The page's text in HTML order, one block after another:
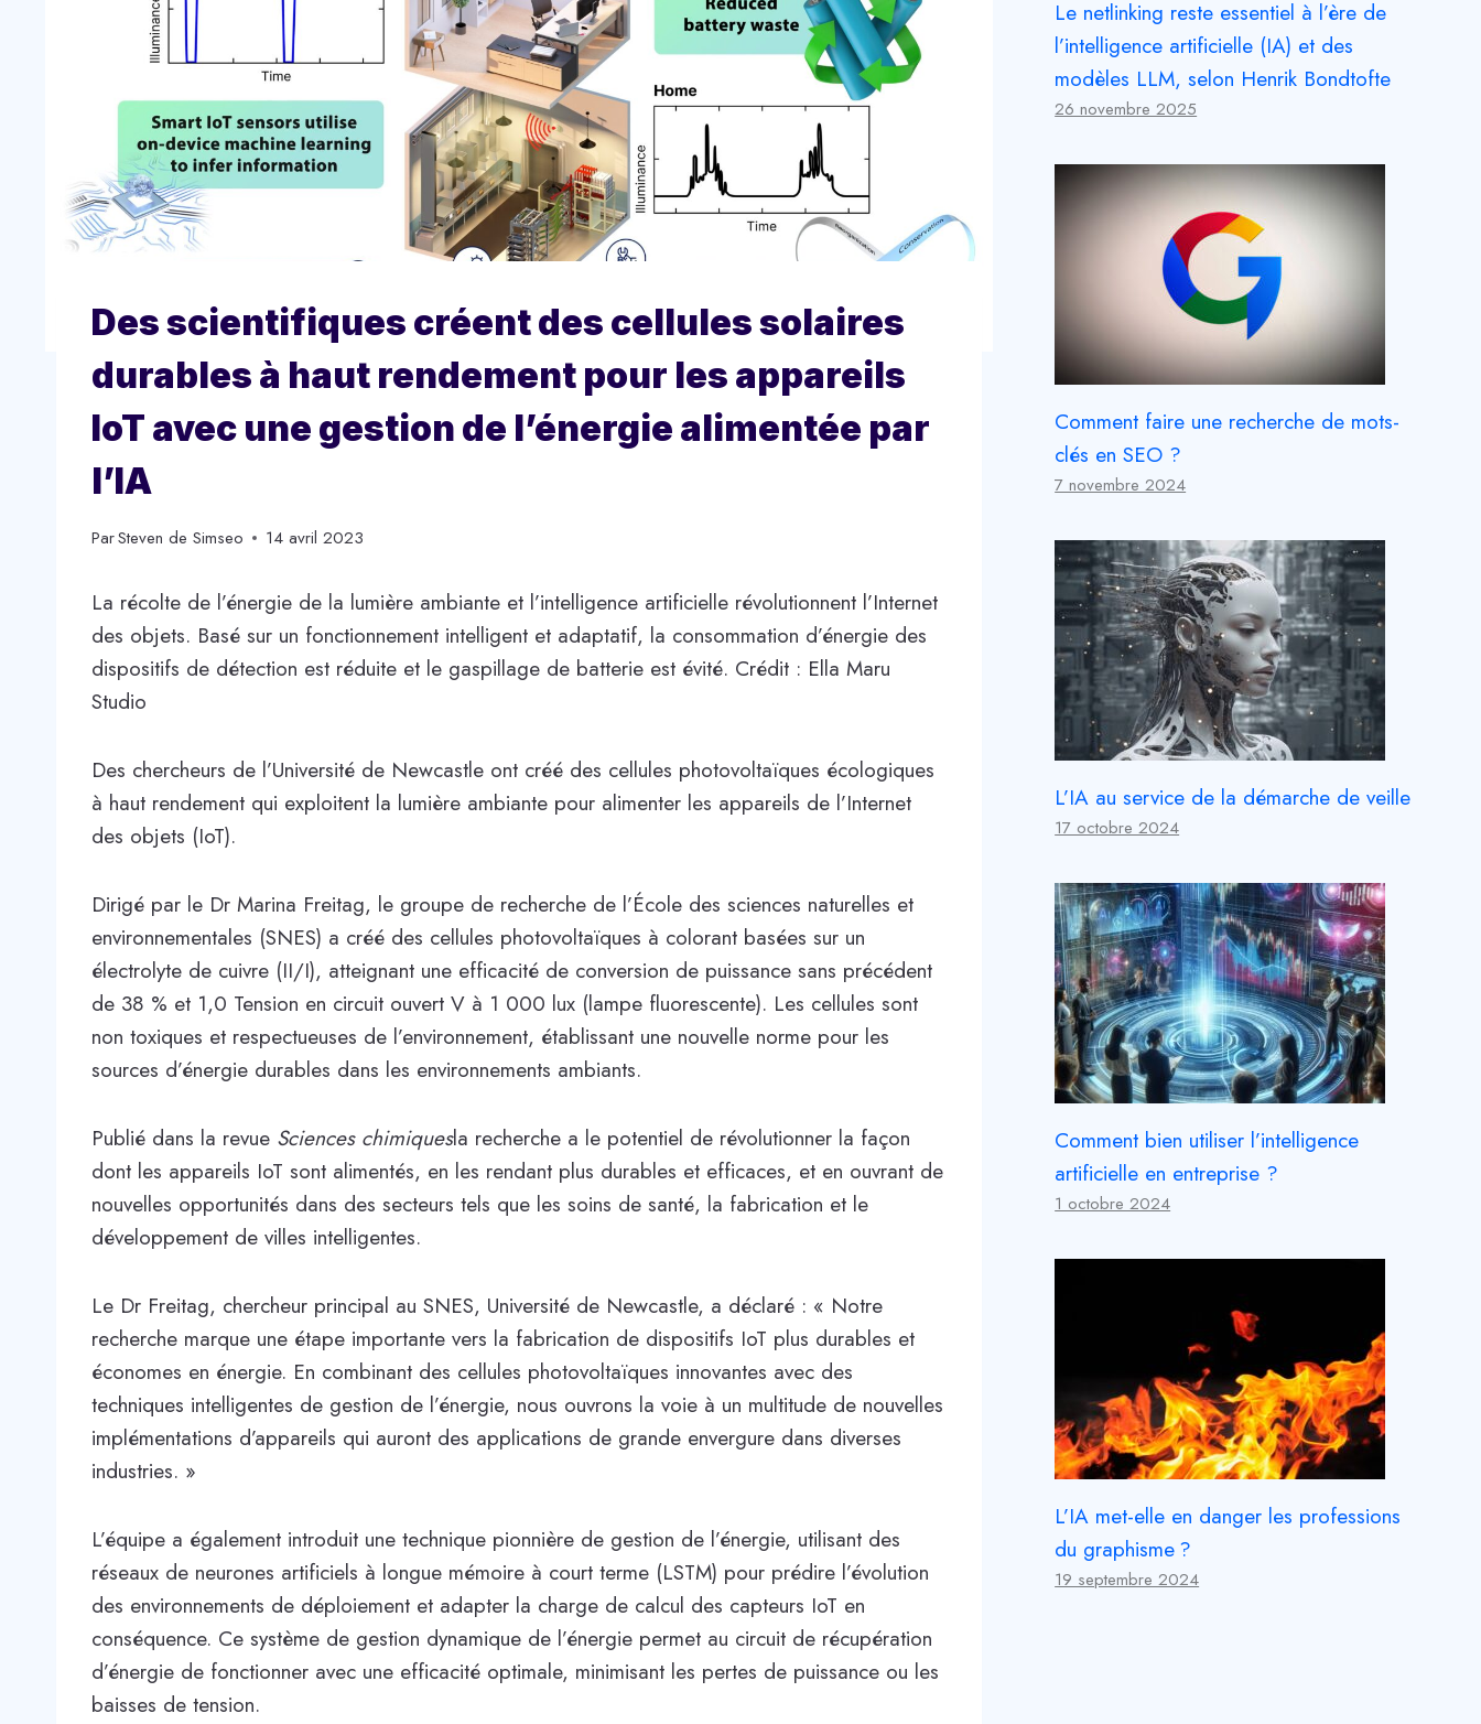
Des scientifiques créent des cellules solaires
durables à haut rendement pour les appareils
IoT avec une gestion de l’énergie alimentée par
l’IA
ParSteven de Simseo 14 avril 2023
La récolte de l’énergie de la lumière ambiante et l’intelligence artificielle révolutionnent l’Internet
des objets. Basé sur un fonctionnement intelligent et adaptatif, la consommation d’énergie des
dispositifs de détection est réduite et le gaspillage de batterie est évité. Crédit : Ella Maru
Studio
Des chercheurs de l’Université de Newcastle ont créé des cellules photovoltaïques écologiques
à haut rendement qui exploitent la lumière ambiante pour alimenter les appareils de l’Internet
des objets (IoT).
Dirigé par le Dr Marina Freitag, le groupe de recherche de l’École des sciences naturelles et
environnementales (SNES) a créé des cellules photovoltaïques à colorant basées sur un
électrolyte de cuivre (II/I), atteignant une efficacité de conversion de puissance sans précédent
de 38 % et 1,0 Tension en circuit ouvert V à 1 000 lux (lampe fluorescente). Les cellules sont
non toxiques et respectueuses de l’environnement, établissant une nouvelle norme pour les
sources d’énergie durables dans les environnements ambiants.
Publié dans la revue Sciences chimiquesla recherche a le potentiel de révolutionner la façon
dont les appareils IoT sont alimentés, en les rendant plus durables et efficaces, et en ouvrant de
nouvelles opportunités dans des secteurs tels que les soins de santé, la fabrication et le
développement de villes intelligentes.
Le Dr Freitag, chercheur principal au SNES, Université de Newcastle, a déclaré : « Notre
recherche marque une étape importante vers la fabrication de dispositifs IoT plus durables et
économes en énergie. En combinant des cellules photovoltaïques innovantes avec des
techniques intelligentes de gestion de l’énergie, nous ouvrons la voie à un multitude de nouvelles
implémentations d’appareils qui auront des applications de grande envergure dans diverses
industries. »
L’équipe a également introduit une technique pionnière de gestion de l’énergie, utilisant des
réseaux de neurones artificiels à longue mémoire à court terme (LSTM) pour prédire l’évolution
des environnements de déploiement et adapter la charge de calcul des capteurs IoT en
conséquence. Ce système de gestion dynamique de l’énergie permet au circuit de récupération
d’énergie de fonctionner avec une efficacité optimale, minimisant les pertes de puissance ou les
baisses de tension.
Le netlinking reste essentiel à l’ère de
l’intelligence artificielle (IA) et des
modèles LLM, selon Henrik Bondtofte
26 novembre 2025
Comment faire une recherche de mots-
clés en SEO ?
7 novembre 2024
L’IA au service de la démarche de veille
17 octobre 2024
Comment bien utiliser l’intelligence
artificielle en entreprise ?
1 octobre 2024
L’IA met-elle en danger les professions
du graphisme ?
19 septembre 2024